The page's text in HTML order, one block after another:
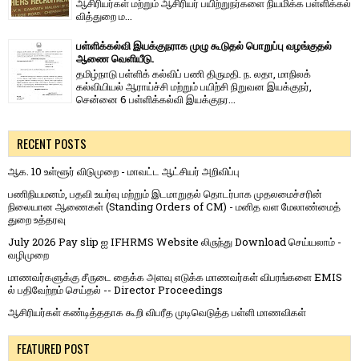
ஆசிரியர்​கள் மற்​றும் ஆசிரியர் பயிற்றுநர்​களை நியமிக்க பள்​ளிக்​கல்​
வித்​துறை ம...
பள்ளிக்கல்வி இயக்குநராக முழு கூடுதல் பொறுப்பு வழங்குதல்
ஆணை வெளியீடு.
தமிழ்நாடு பள்ளிக் கல்விப் பணி திருமதி. ந. லதா, மாநிலக்
கல்வியியல் ஆராய்ச்சி மற்றும் பயிற்சி நிறுவன இயக்குநர்,
சென்னை 6 பள்ளிக்கல்வி இயக்குநர...
RECENT POSTS
ஆக. 10 உள்ளூர் விடுமுறை - மாவட்ட ஆட்சியர் அறிவிப்பு
பணிநியமனம், பதவி உயர்வு மற்றும் இடமாறுதல் தொடர்பாக முதலமைச்சரின்
நிலையான ஆணைகள் (Standing Orders of CM) - மனித வள மேலாண்மைத்
துறை உத்தரவு
July 2026 Pay slip ஐ IFHRMS Website லிருந்து Download செய்யலாம் -
வழிமுறை
மாணவர்களுக்கு சீருடை தைக்க அளவு எடுக்க மாணவர்கள் விபரங்களை EMIS
ல் பதிவேற்றம் செய்தல் -- Director Proceedings
ஆசிரியர்கள் கண்டித்ததாக கூறி விபரீத முடிவெடுத்த பள்ளி மாணவிகள்
FEATURED POST